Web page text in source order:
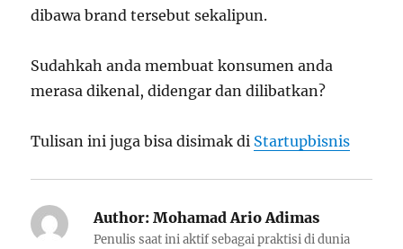
dibawa brand tersebut sekalipun.
Sudahkah anda membuat konsumen anda
merasa dikenal, didengar dan dilibatkan?
Tulisan ini juga bisa disimak di Startupbisnis
Author: Mohamad Ario Adimas
Penulis saat ini aktif sebagai praktisi di dunia